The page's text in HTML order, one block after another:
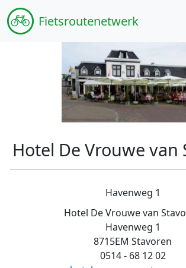
Fietsroutenetwerk
Hotel De Vrouwe van
Havenweg 1
Hotel De Vrouwe van
Havenweg 1
8715EM Stavoren
0514 - 68 12 02